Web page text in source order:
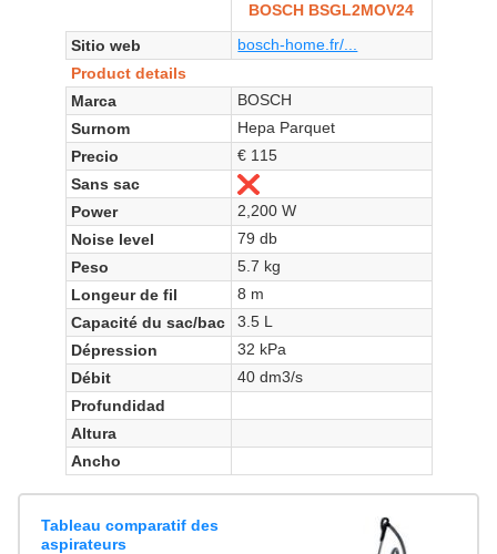
BOSCH BSGL2MOV24
Sitio web
bosch-home.fr/...
Product details
Marca
BOSCH
Surnom
Hepa Parquet
Precio
€ 115
Sans sac
No
Power
2,200 W
Noise level
79 db
Peso
5.7 kg
Longeur de fil
8 m
Capacité du sac/bac
3.5 L
Dépression
32 kPa
Débit
40 dm3/s
Profundidad
Altura
Ancho
Tableau comparatif des
aspirateurs